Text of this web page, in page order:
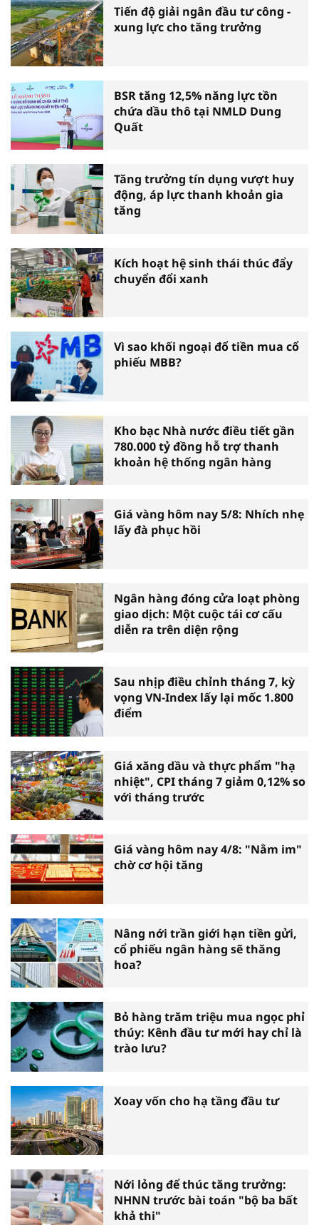
Tiến độ giải ngân đầu tư công -
xung lực cho tăng trưởng
BSR tăng 12,5% năng lực tồn
chứa dầu thô tại NMLD Dung
Quất
Tăng trưởng tín dụng vượt huy
động, áp lực thanh khoản gia
tăng
Kích hoạt hệ sinh thái thúc đẩy
chuyển đổi xanh
Vì sao khối ngoại đổ tiền mua cổ
phiếu MBB?
Kho bạc Nhà nước điều tiết gần
780.000 tỷ đồng hỗ trợ thanh
khoản hệ thống ngân hàng
Giá vàng hôm nay 5/8: Nhích nhẹ
lấy đà phục hồi
Ngân hàng đóng cửa loạt phòng
giao dịch: Một cuộc tái cơ cấu
diễn ra trên diện rộng
Sau nhịp điều chỉnh tháng 7, kỳ
vọng VN-Index lấy lại mốc 1.800
điểm
Giá xăng dầu và thực phẩm "hạ
nhiệt", CPI tháng 7 giảm 0,12% so
với tháng trước
Giá vàng hôm nay 4/8: "Nằm im"
chờ cơ hội tăng
Nâng nới trần giới hạn tiền gửi,
cổ phiếu ngân hàng sẽ thăng
hoa?
Bỏ hàng trăm triệu mua ngọc phỉ
thúy: Kênh đầu tư mới hay chỉ là
trào lưu?
Xoay vốn cho hạ tầng đầu tư
Nới lỏng để thúc tăng trưởng:
NHNN trước bài toán "bộ ba bất
khả thi"